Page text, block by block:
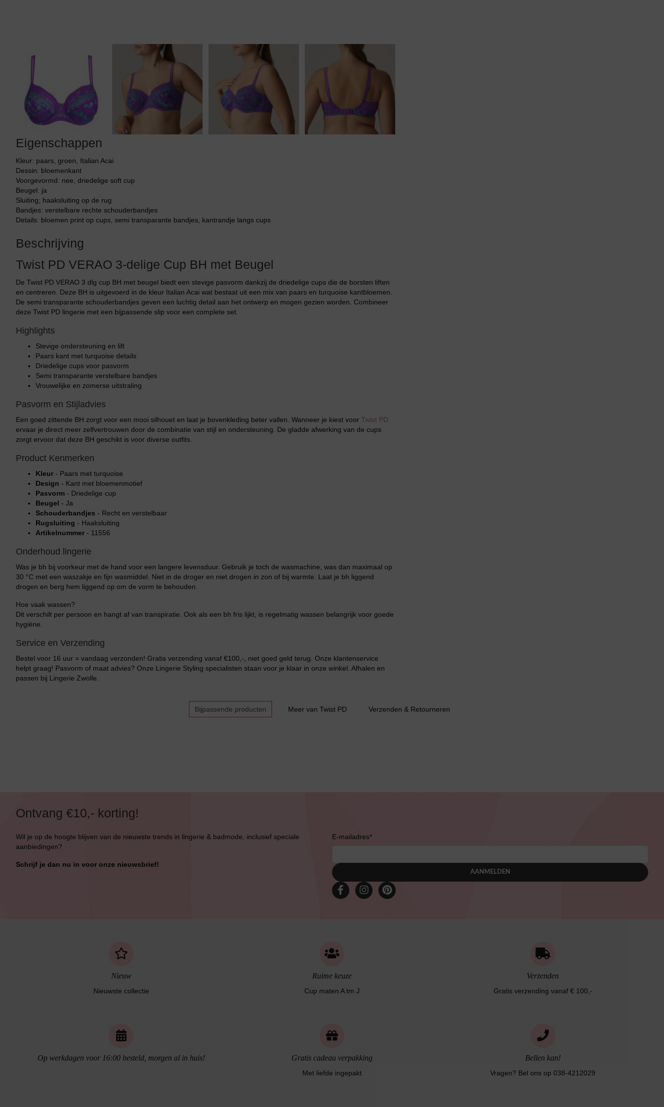
Eigenschappen
Kleur: paars, groen, Italian Acai
Dessin: bloemenkant
Voorgevormd: nee, driedelige soft cup
Beugel: ja
Sluiting; haaksluiting op de rug
Bandjes: verstelbare rechte schouderbandjes
Details: bloemen print op cups, semi transparante bandjes, kantrandje langs cups
Beschrijving
Twist PD VERAO 3-delige Cup BH met Beugel
De Twist PD VERAO 3 dlg cup BH met beugel biedt een stevige pasvorm dankzij de driedelige cups die de borsten liften
en centreren. Deze BH is uitgevoerd in de kleur Italian Acai wat bestaat uit een mix van paars en turquoise kantbloemen.
De semi transparante schouderbandjes geven een luchtig detail aan het ontwerp en mogen gezien worden. Combineer
deze Twist PD lingerie met een bijpassende slip voor een complete set.
Highlights
Stevige ondersteuning en lift
Paars kant met turquoise details
Driedelige cups voor pasvorm
Semi transparante verstelbare bandjes
Vrouwelijke en zomerse uitstraling
Pasvorm en Stijladvies
Een goed zittende BH zorgt voor een mooi silhouet en laat je bovenkleding beter vallen. Wanneer je kiest voor Twist PD
ervaar je direct meer zelfvertrouwen door de combinatie van stijl en ondersteuning. De gladde afwerking van de cups
zorgt ervoor dat deze BH geschikt is voor diverse outfits.
Product Kenmerken
Kleur - Paars met turquoise
Design - Kant met bloemenmotief
Pasvorm - Driedelige cup
Beugel - Ja
Schouderbandjes - Recht en verstelbaar
Rugsluiting - Haaksluiting
Artikelnummer - 11556
Onderhoud lingerie
Was je bh bij voorkeur met de hand voor een langere levensduur. Gebruik je toch de wasmachine, was dan maximaal op
30 °C met een waszakje en fijn wasmiddel. Niet in de droger en niet drogen in zon of bij warmte. Laat je bh liggend
drogen en berg hem liggend op om de vorm te behouden.
Hoe vaak wassen?
Dit verschilt per persoon en hangt af van transpiratie. Ook als een bh fris lijkt, is regelmatig wassen belangrijk voor goede
hygiëne.
Service en Verzending
Bestel voor 16 uur = vandaag verzonden! Gratis verzending vanaf €100,-, niet goed geld terug. Onze klantenservice
helpt graag! Pasvorm of maat advies? Onze Lingerie Styling specialisten staan voor je klaar in onze winkel. Afhalen en
passen bij Lingerie Zwolle.
Bijpassende producten Meer van Twist PD Verzenden & Retourneren
Ontvang €10,- korting!
Wil je op de hoogte blijven van de nieuwste trends in lingerie & badmode, inclusief speciale
aanbiedingen?
Schrijf je dan nu in voor onze nieuwsbrief!
E-mailadres*
AANMELDEN
Nieuw
Nieuwste collectie
Ruime keuze
Cup maten A tm J
Verzenden
Gratis verzending vanaf € 100,-
Op werkdagen voor 16:00 besteld, morgen al in huis! Gratis cadeau verpakking
Met liefde ingepakt
Bellen kan!
Vragen? Bel ons op 038-4212029
Grote maten lingerie
Bruidslingerie
Bikini top
terug
Alle Bikini’s
Bikini Push-Up
Badjassen